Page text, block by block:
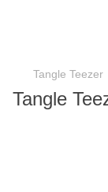
Tangle Teezer
Tangle